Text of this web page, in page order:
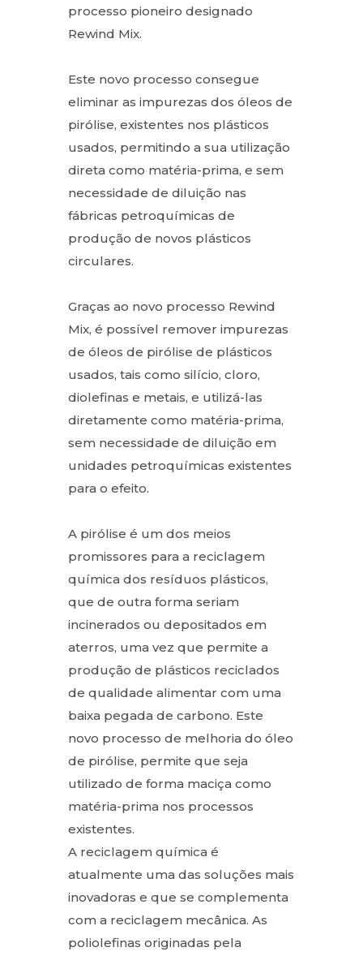
processo pioneiro designado
Rewind Mix.
Este novo processo consegue
eliminar as impurezas dos óleos de
pirólise, existentes nos plásticos
usados, permitindo a sua utilização
direta como matéria-prima, e sem
necessidade de diluição nas
fábricas petroquímicas de
produção de novos plásticos
circulares.
Graças ao novo processo Rewind
Mix, é possível remover impurezas
de óleos de pirólise de plásticos
usados, tais como silício, cloro,
diolefinas e metais, e utilizá-las
diretamente como matéria-prima,
sem necessidade de diluição em
unidades petroquímicas existentes
para o efeito.
A pirólise é um dos meios
promissores para a reciclagem
química dos resíduos plásticos,
que de outra forma seriam
incinerados ou depositados em
aterros, uma vez que permite a
produção de plásticos reciclados
de qualidade alimentar com uma
baixa pegada de carbono. Este
novo processo de melhoria do óleo
de pirólise, permite que seja
utilizado de forma maciça como
matéria-prima nos processos
existentes.
A reciclagem química é
atualmente uma das soluções mais
inovadoras e que se complementa
com a reciclagem mecânica. As
poliolefinas originadas pela